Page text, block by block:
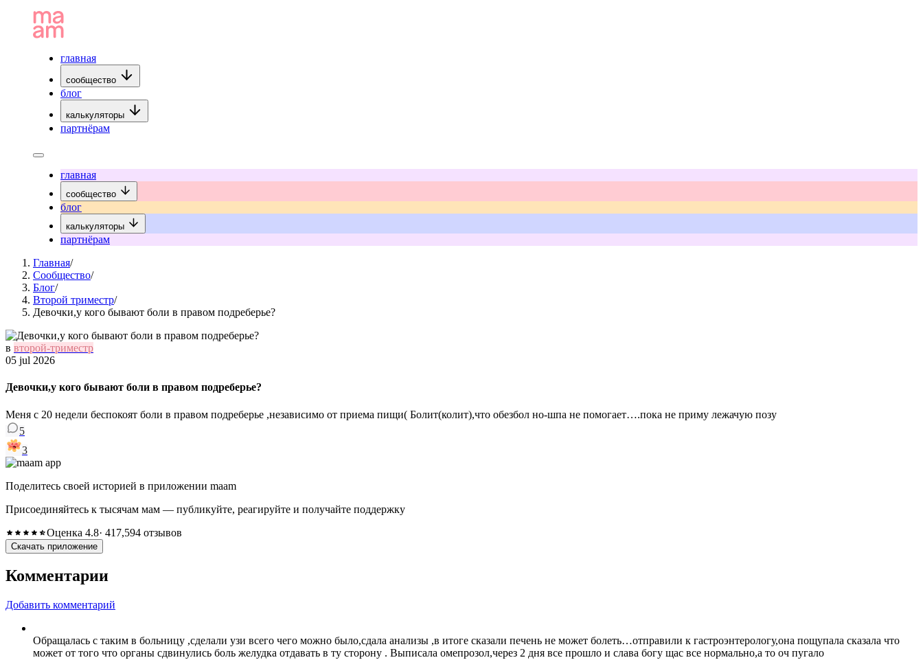
главная
сообщество
блог
калькуляторы
партнёрам
главная
сообщество
блог
калькуляторы
партнёрам
Главная/
Сообщество/
Блог/
Второй триместр/
Девочки,у кого бывают боли в правом подреберье?
в второй-триместр
05 jul 2026
Девочки,у кого бывают боли в правом подреберье?
Меня с 20 недели беспокоят боли в правом подреберье ,независимо от приема пищи( Болит(колит),что обезбол но-шпа не помогает….пока не приму лежачую позу
5
3
Поделитесь своей историей в приложении maam
Присоединяйтесь к тысячам мам — публикуйте, реагируйте и получайте поддержку
Оценка 4.8· 417,594 отзывов
Скачать приложение
Комментарии
Добавить комментарий
Обращалась с таким в больницу ,сделали узи всего чего можно было,сдала анализы ,в итоге сказали печень не может болеть…отправили к гастроэнтерологу,она пощупала сказала что
может от того что органы сдвинулись боль желудка отдавать в ту сторону . Выписала омепрозол,через 2 дня все прошло и слава богу щас все нормально,а то оч пугало